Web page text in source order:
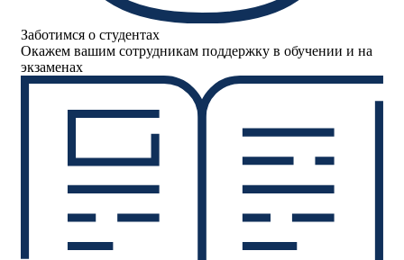
Заботимся о студентах
Окажем вашим сотрудникам поддержку в обучении и на
экзаменах